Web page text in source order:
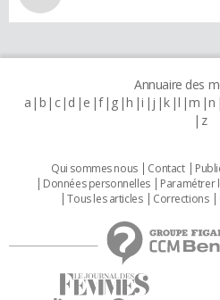
Annuaire des
a b c d e f g h i j k l m n
z
Qui sommes nous Contact
Données personnelles
Paramétrer
Tous les articles
Corrections